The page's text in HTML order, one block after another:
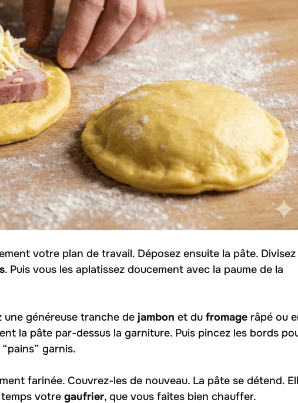
votre plan de travail. Déposez ensuite la pâte. Divisez
. Puis vous les aplatissez doucement avec la paume de la
une généreuse tranche de jambon et du fromage râpé ou
la pâte par-dessus la garniture. Puis pincez les bords
garnis.
farinée. Couvrez-les de nouveau. La pâte se détend.
temps votre gaufrier, que vous faites bien chauffer.